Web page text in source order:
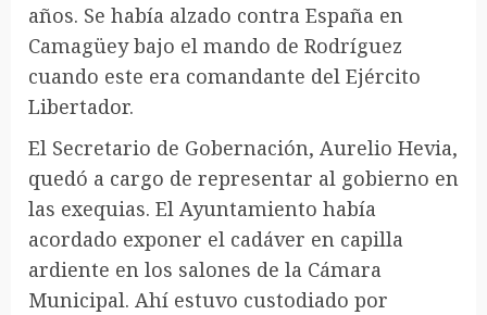
años. Se había alzado contra España en
Camagüey bajo el mando de Rodríguez
cuando este era comandante del Ejército
Libertador.
El Secretario de Gobernación, Aurelio Hevia,
quedó a cargo de representar al gobierno en
las exequias. El Ayuntamiento había
acordado exponer el cadáver en capilla
ardiente en los salones de la Cámara
Municipal. Ahí estuvo custodiado por